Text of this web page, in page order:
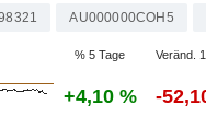
AU000000COH5
% 5 Tage Veränd.
+4,10 % -